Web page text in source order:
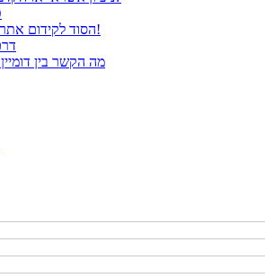
הסוד לקידום אתרים מהיר שהרבה אנשים לא מכירים!
8
מה הקשר בין